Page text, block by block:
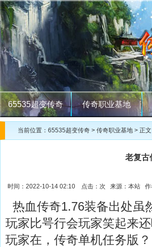
65535超变传奇 传奇职业基地
当前位置： 65535超变传奇 > 传奇职业基地 > 正文
老复古
时间：2022-10-14 02:10 点击： 次 来源：本站 作
热血传奇1.76装备出处虽
玩家比咢行会玩家笑起来
玩家在，传奇单机任务版